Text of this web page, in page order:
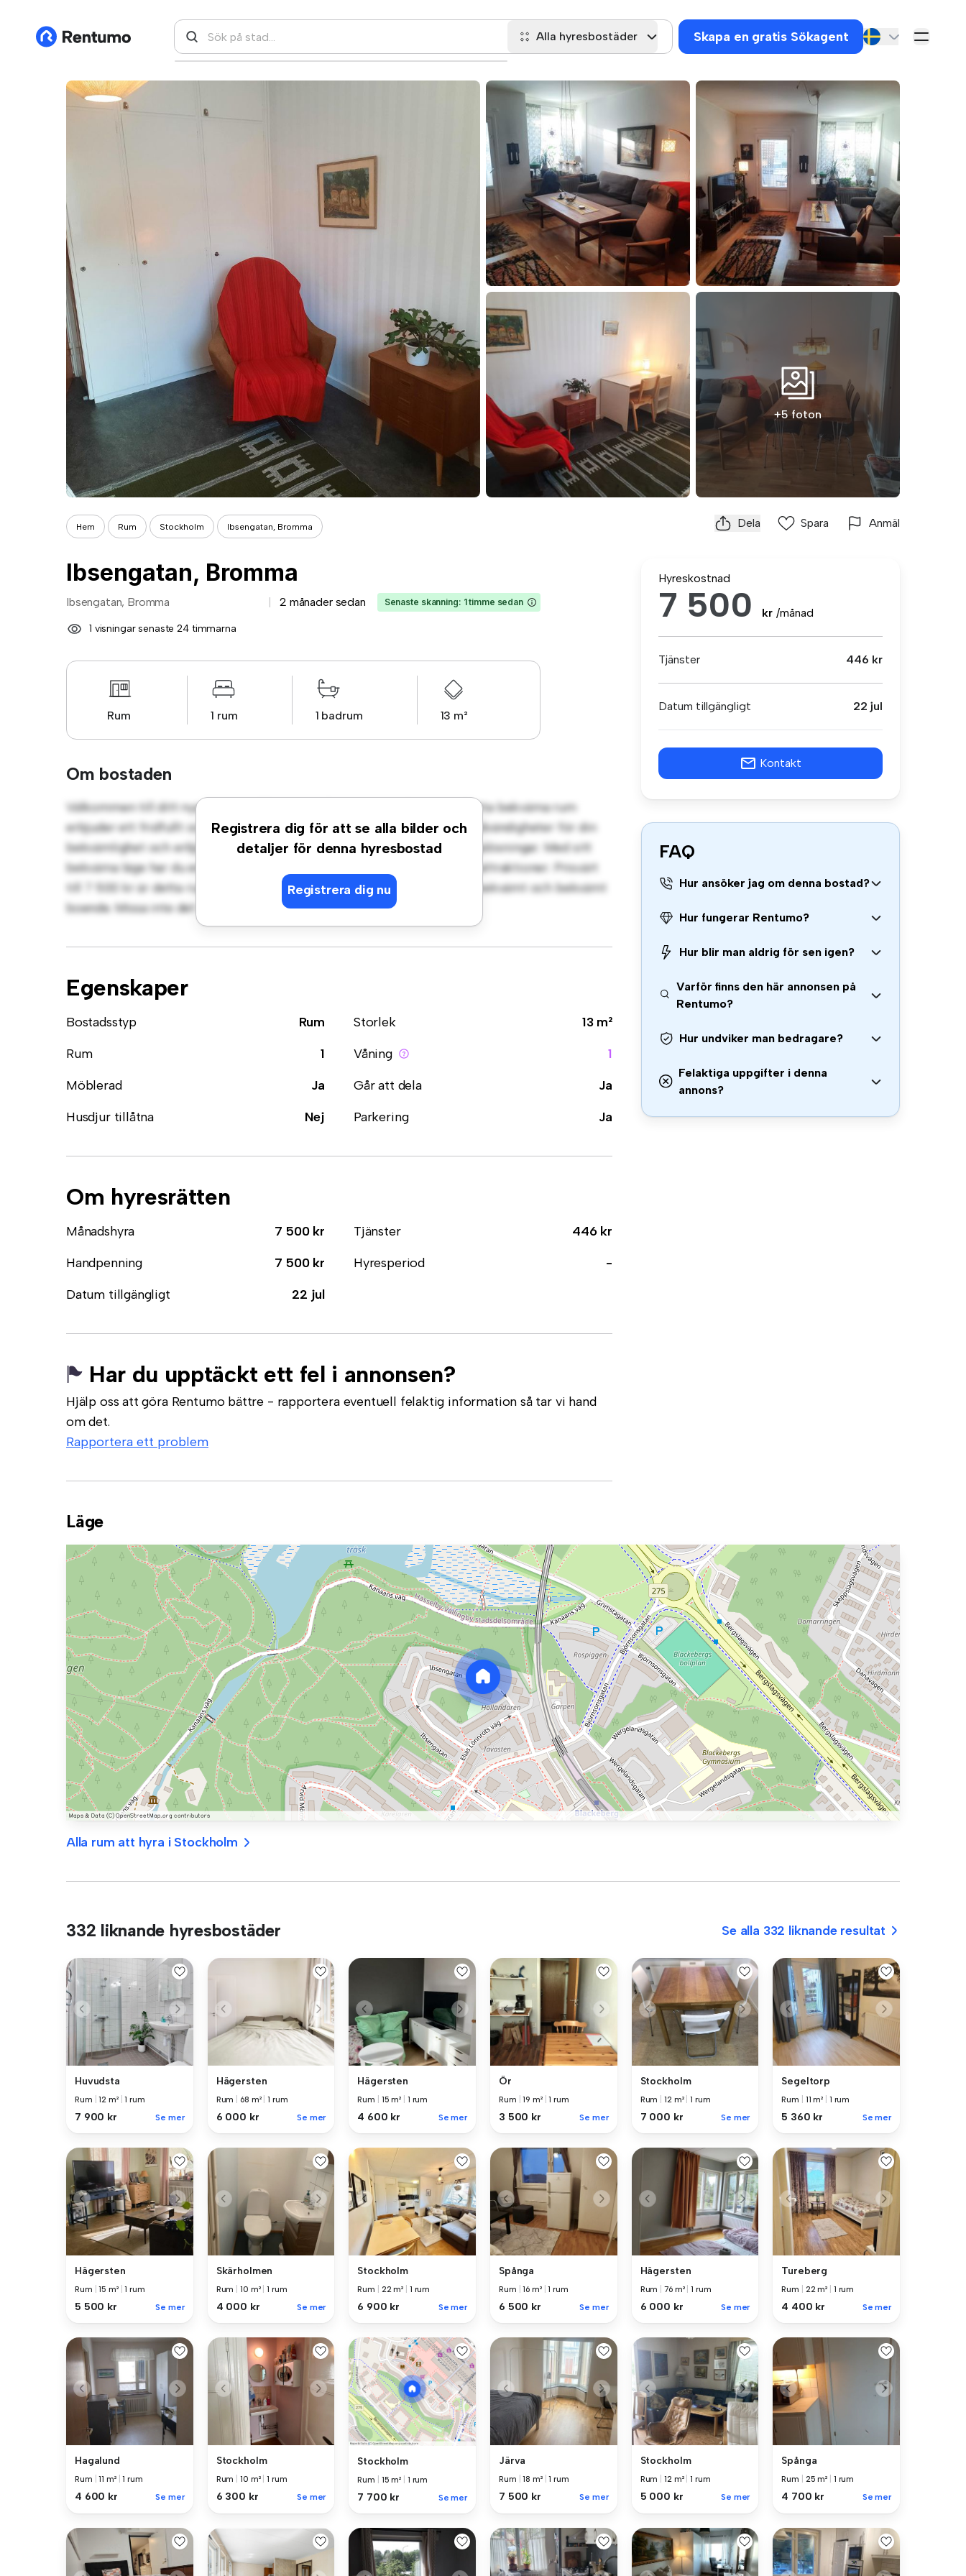
Alla hyresbostäder Skapa en gratis Sökagent
+5 foton
Hem Rum Stockholm Ibsengatan, Bromma Dela Spara Anmäl
Ibsengatan, Bromma
Ibsengatan, Bromma 2 månader sedan Senaste skanning: 1 timme sedan
1 visningar senaste 24 timmarna
Rum 1 rum 1 badrum 13 m²
Om bostaden
Registrera dig för att se alla bilder och
detaljer för denna hyresbostad
Registrera dig nu
Välkommen till ditt nya mysiga tillflyktsort på Ibsengatan, Bromma! Detta bekväma rum
erbjuder ett fridfullt och privat vardagsrum. Detta rum är inrett med nödvändigheter för din
bekvämlighet och erbjuder en bekväm säng, en arbetsyta och förvaringslösningar. Med sitt
bekväma läge har du enkel tillgång till närliggande bekvämligheter och attraktioner. Prisvärt
till 7 500 kr är detta rum ett utmärkt alternativ för dem som söker ett bekvämt och bekvämt
boende. Missa inte det – boka en visning idag!
Egenskaper
Bostadsstyp Rum Storlek
13 m²
Rum
1 Våning
1
Möblerad
Ja Går att dela
Ja
Husdjur tillåtna
Nej Parkering Ja
Om hyresrätten
Månadshyra 7 500 kr Tjänster
446 kr
Handpenning
7 500 kr Hyresperiod
-
Datum tillgängligt
22 jul
Har du upptäckt ett fel i annonsen?
Hjälp oss att göra Rentumo bättre - rapportera eventuell felaktig information så tar vi hand
om det.
Rapportera ett problem
Hyreskostnad
7 500 kr /månad
Tjänster 446 kr
Datum tillgängligt 22 jul
Kontakt
FAQ
Hur ansöker jag om denna bostad?
Hur fungerar Rentumo?
Hur blir man aldrig för sen igen?
Varför finns den här annonsen på
Rentumo?
Hur undviker man bedragare?
Felaktiga uppgifter i denna
annons?
Läge
Alla rum att hyra i Stockholm
332 liknande hyresbostäder Se alla 332 liknande resultat
Huvudsta
Rum |12 m² |1 rum
7 900 kr Se mer
Hägersten
Rum 68 m² |1 rum
6 000 kr Se mer
Hägersten
Rum 15 m² 1 rum
4 600 kr Se mer
Ör
Rum |19 m² |1 rum
3 500 kr Se mer
Stockholm
Rum 12 m² |1 rum
7 000 kr Se mer
Segeltorp
Rum 11 m² 1 rum
5 360 kr Se mer
Hägersten
Rum |15 m² |1 rum
5 500 kr Se mer
Skärholmen
Rum 10 m² |1 rum
4 000 kr Se mer
Stockholm
Rum 22 m² 1 rum
6 900 kr Se mer
Spånga
Rum |16 m² |1 rum
6 500 kr Se mer
Hägersten
Rum 76 m² |1 rum
6 000 kr Se mer
Tureberg
Rum 22 m² 1 rum
4 400 kr Se mer
Hagalund
Rum |11 m² |1 rum
4 600 kr Se mer
Stockholm
Rum 10 m² |1 rum
6 300 kr Se mer
Stockholm
Rum 15 m² 1 rum
7 700 kr Se mer
Järva
Rum |18 m² |1 rum
7 500 kr Se mer
Stockholm
Rum 12 m² |1 rum
5 000 kr Se mer
Spånga
Rum 25 m² 1 rum
4 700 kr Se mer